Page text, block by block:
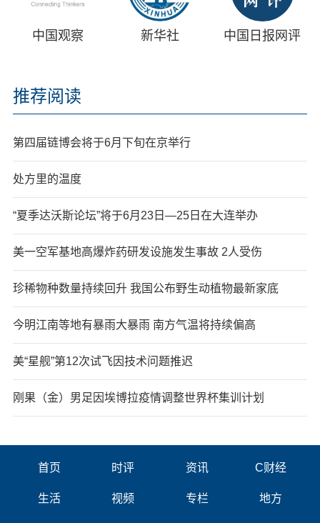
中国观察 新华社 中国日报网评
推荐阅读
第四届链博会将于6月下旬在京举行
处方里的温度
“夏季达沃斯论坛”将于6月23日—25日在大连举办
美一空军基地高爆炸药研发设施发生事故 2人受伤
珍稀物种数量持续回升 我国公布野生动植物最新家底
今明江南等地有暴雨大暴雨 南方气温将持续偏高
美“星舰”第12次试飞因技术问题推迟
刚果（金）男足因埃博拉疫情调整世界杯集训计划
首页 时评 资讯 C财经
生活 视频 专栏 地方